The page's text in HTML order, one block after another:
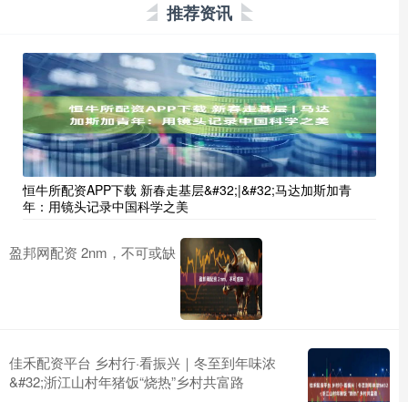
推荐资讯
恒牛所配资APP下载 新春走基层&#32;|&#32;马达加斯加青
年：用镜头记录中国科学之美
盈邦网配资 2nm，不可或缺
佳禾配资平台 乡村行·看振兴｜冬至到年味浓
&#32;浙江山村年猪饭“烧热”乡村共富路